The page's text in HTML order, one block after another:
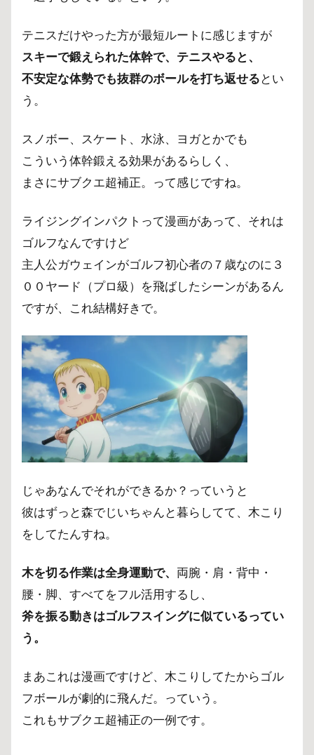
テニスだけやった方が最短ルートに感じますが
スキーで鍛えられた体幹で、テニスやると、
不安定な体勢でも抜群のボールを打ち返せるとい
う。
スノボー、スケート、水泳、ヨガとかでも
こういう体幹鍛える効果があるらしく、
まさにサブクエ超補正。って感じですね。
ライジングインパクトって漫画があって、それは
ゴルフなんですけど
主人公ガウェインがゴルフ初心者の７歳なのに３
００ヤード（プロ級）を飛ばしたシーンがあるん
ですが、これ結構好きで。
じゃあなんでそれができるか？っていうと
彼はずっと森でじいちゃんと暮らしてて、木こり
をしてたんすね。
木を切る作業は全身運動で、 両腕・肩・背中・
腰・脚、すべてをフル活用するし、
斧を振る動きはゴルフスイングに似ているってい
う。
まあこれは漫画ですけど、木こりしてたからゴル
フボールが劇的に飛んだ。っていう。
これもサブクエ超補正の一例です。